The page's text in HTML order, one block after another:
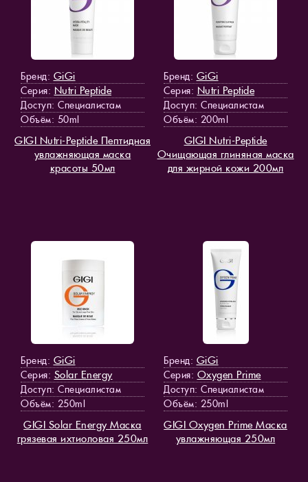
Бренд: GiGi
Серия: Nutri Peptide
Доступ: Специалистам
Объём: 50ml
GIGI Nutri-Peptide Пептидная
увлажняющая маска
красоты 50мл
Бренд: GiGi
Серия: Nutri Peptide
Доступ: Специалистам
Объём: 200ml
GIGI Nutri-Peptide
Очищающая глиняная маска
для жирной кожи 200мл
Бренд: GiGi
Серия: Solar Energy
Доступ: Специалистам
Объём: 250ml
GIGI Solar Energy Маска
грязевая ихтиоловая 250мл
Бренд: GiGi
Серия: Oxygen Prime
Доступ: Специалистам
Объём: 250ml
GIGI Oxygen Prime Маска
увлажняющая 250мл